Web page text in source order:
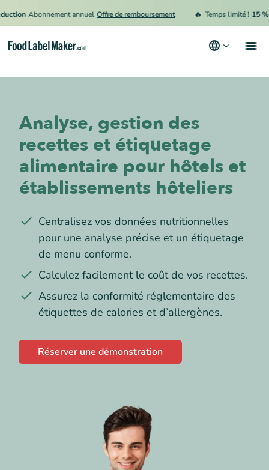
Abonnement annuel Offre de remboursement Temps limité ! 15 % de
Analyse, gestion des
recettes et étiquetage
alimentaire pour hôtels et
établissements hôteliers
Centralisez vos données nutritionnelles
pour une analyse précise et un étiquetage
de menu conforme.
Calculez facilement le coût de vos recettes.
Assurez la conformité réglementaire des
étiquettes de calories et d’allergènes.
Réserver une démonstration
Tarification
Engager un expert
Ressources
Politique de confidentialité